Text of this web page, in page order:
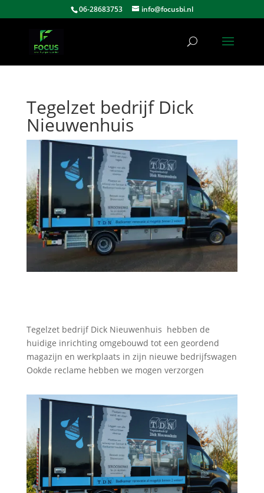
06-28683753 info@focusbi.nl
Tegelzet bedrijf Dick
Nieuwenhuis
Tegelzet bedrijf Dick Nieuwenhuis hebben de
huidige inrichting omgebouwd tot een geordend
magazijn en werkplaats in zijn nieuwe bedrijfswagen
Ookde reclame hebben we mogen verzorgen